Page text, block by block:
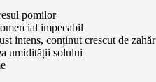
pomilor
impecabil
intens, conținut crescut de zahăr
umidității solului